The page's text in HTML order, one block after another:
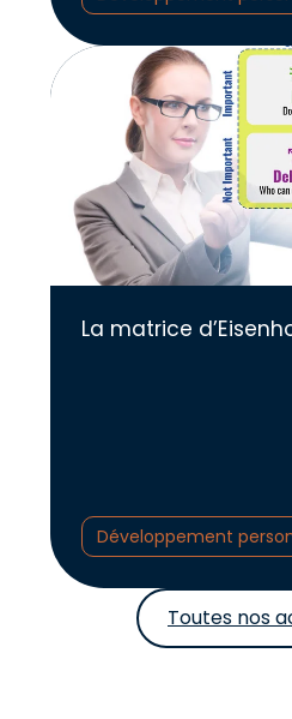
La matrice
Développement
Toutes nos